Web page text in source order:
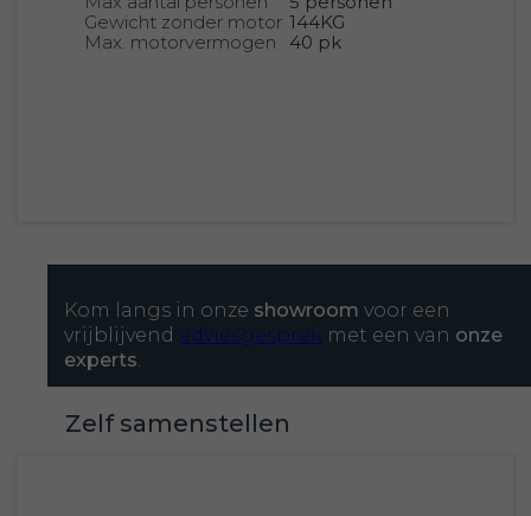
Gewicht zonder motor 144KG
Max. motorvermogen
40 pk
Zelf samenstellen
Kom langs in onze showroom voor een
vrijblijvend adviesgesprek met een van onze
experts.